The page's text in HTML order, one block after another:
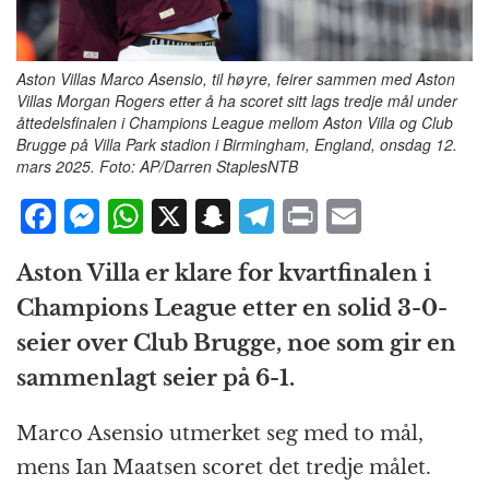
Aston Villas Marco Asensio, til høyre, feirer sammen med Aston
Villas Morgan Rogers etter å ha scoret sitt lags tredje mål under
åttedelsfinalen i Champions League mellom Aston Villa og Club
Brugge på Villa Park stadion i Birmingham, England, onsdag 12.
mars 2025. Foto: AP/Darren StaplesNTB
F
c
e
b
o
o
k
M
e
ss
e
n
g
e
r
W
at
s
A
p
p
X S
n
a
p
c
h
at
T
el
e
g
r
a
m
P
ri
n
t
m
ai
l
Aston Villa er klare for kvartfinalen i
Champions League etter en solid 3-0-
seier over Club Brugge, noe som gir en
sammenlagt seier på 6-1.
Marco Asensio utmerket seg med to mål,
mens Ian Maatsen scoret det tredje målet.